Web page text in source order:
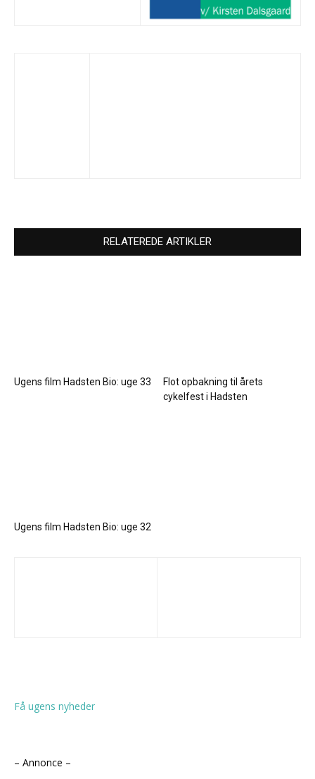
RELATEREDE ARTIKLER
Ugens film Hadsten Bio: uge 33
Flot opbakning til årets
cykelfest i Hadsten
Ugens film Hadsten Bio: uge 32
Få ugens nyheder
– Annonce –